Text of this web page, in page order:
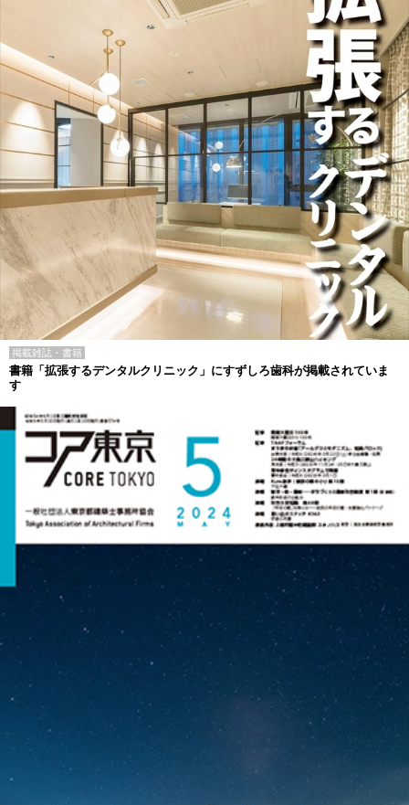
掲載雑誌・書籍
書籍「拡張するデンタルクリニック」にすずしろ歯科が掲載されていま
す